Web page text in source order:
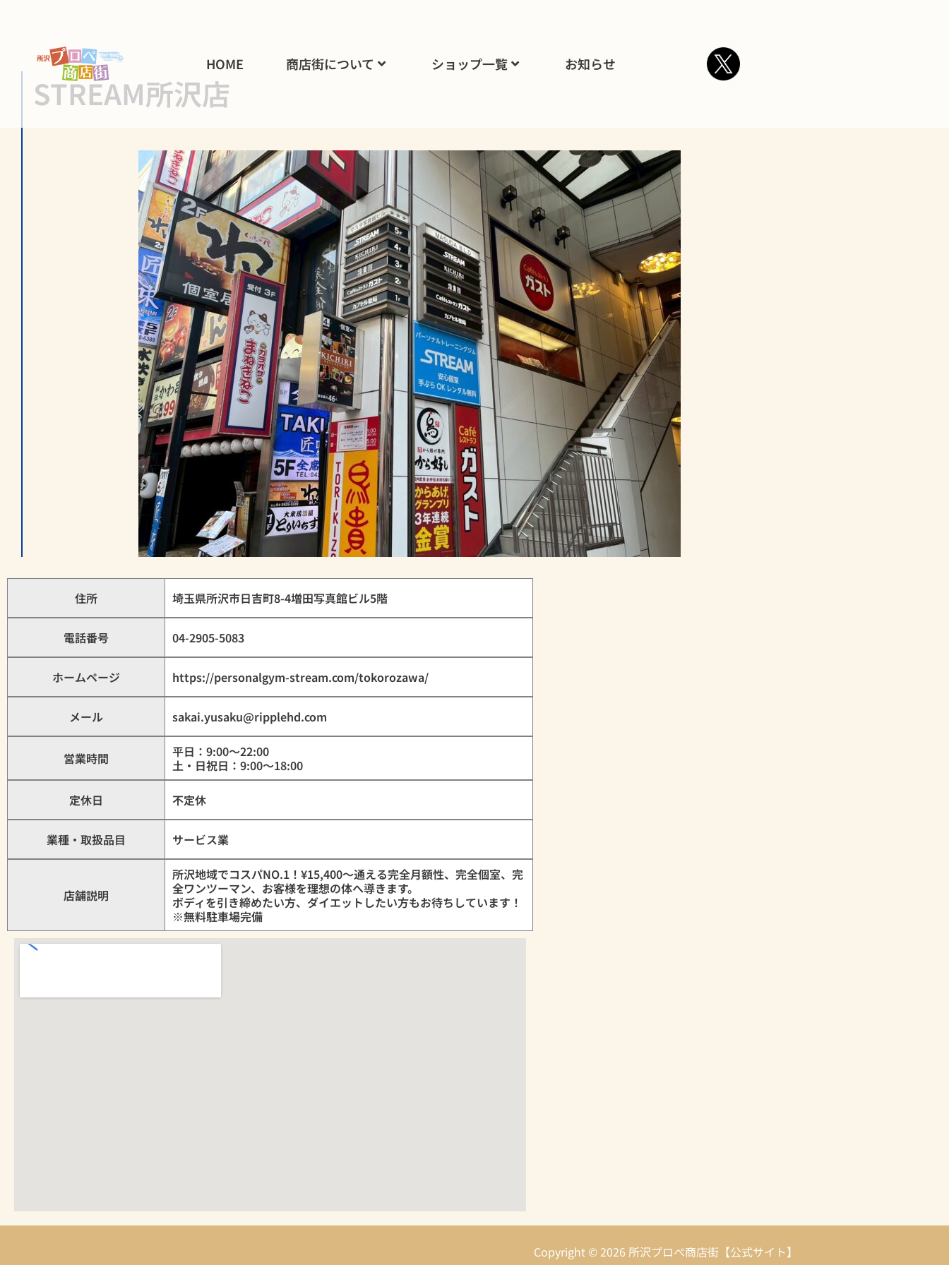
HOME 商店街について ショップ一覧 お知らせ
STREAM所沢店
住所 埼玉県所沢市日吉町8-4増田写真館ビル5階
電話番号 04-2905-5083
ホームページ https://personalgym-stream.com/tokorozawa/
メール sakai.yusaku@ripplehd.com
営業時間
平日：9:00〜22:00
土・日祝日：9:00〜18:00
定休日 不定休
業種・取扱品目 サービス業
店舗説明
所沢地域でコスパNO.1！¥15,400〜通える完全月額性、完全個室、完
全ワンツーマン、お客様を理想の体へ導きます。
ボディを引き締めたい方、ダイエットしたい方もお待ちしています！
※無料駐車場完備
Copyright © 2026 所沢プロぺ商店街【公式サイト】